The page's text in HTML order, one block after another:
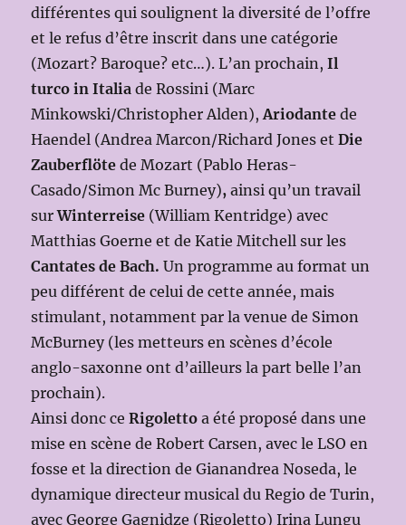
différentes qui soulignent la diversité de l’offre
et le refus d’être inscrit dans une catégorie
(Mozart? Baroque? etc…). L’an prochain,Il
turco in Italia de Rossini (Marc
Minkowski/Christopher Alden),Ariodante de
Haendel (Andrea Marcon/Richard Jones etDie
Zauberflötede Mozart (Pablo Heras-
Casado/Simon Mc Burney),ainsi qu’un travail
surWinterreise (William Kentridge) avec
Matthias Goerne et de Katie Mitchell sur les
Cantates de Bach.Un programme au format un
peu différent de celui de cette année, mais
stimulant, notamment par la venue de Simon
McBurney (les metteurs en scènes d’école
anglo-saxonne ont d’ailleurs la part belle l’an
prochain).
Ainsi donc ceRigoletto a été proposé dans une
mise en scène de Robert Carsen, avec le LSO en
fosse et la direction de Gianandrea Noseda, le
dynamique directeur musical du Regio de Turin,
avec George Gagnidze (Rigoletto) Irina Lungu